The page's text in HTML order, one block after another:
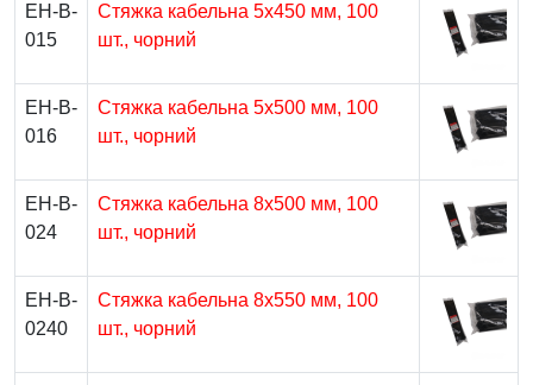
EH-B-
015
Стяжка кабельна 5х450 мм, 100
шт., чорний
EH-B-
016
Стяжка кабельна 5х500 мм, 100
шт., чорний
EH-B-
024
Стяжка кабельна 8х500 мм, 100
шт., чорний
EH-B-
0240
Стяжка кабельна 8х550 мм, 100
шт., чорний